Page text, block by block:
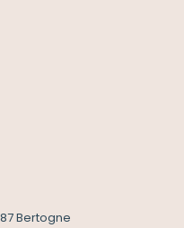
Bertogne